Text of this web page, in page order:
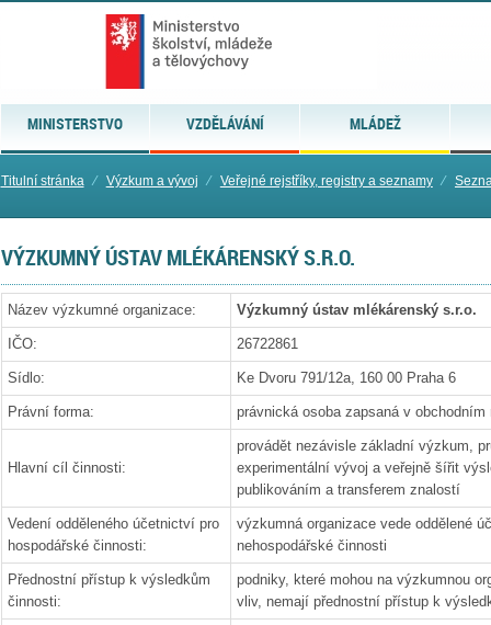
MINISTERSTVO VZDĚLÁVÁNÍ MLÁDEŽ
Titulní stránka ⁄ Výzkum a vývoj ⁄ Veřejné rejstříky, registry a seznamy ⁄
VÝZKUMNÝ ÚSTAV MLÉKÁRENSKÝ S.R.O.
Název výzkumné organizace: Výzkumný ústav mlékárenský s.r.o.
IČO: 26722861
Sídlo: Ke Dvoru 791/12a, 160 00 Praha 6
Právní forma: právnická osoba zapsaná v obchodním
Hlavní cíl činnosti:
provádět nezávisle základní výzkum,
experimentální vývoj a veřejně šířit
publikováním a transferem znalostí
Vedení odděleného účetnictví pro
hospodářské činnosti:
výzkumná organizace vede oddělené
nehospodářské činnosti
Přednostní přístup k výsledkům
činnosti:
podniky, které mohou na výzkumnou
vliv, nemají přednostní přístup k